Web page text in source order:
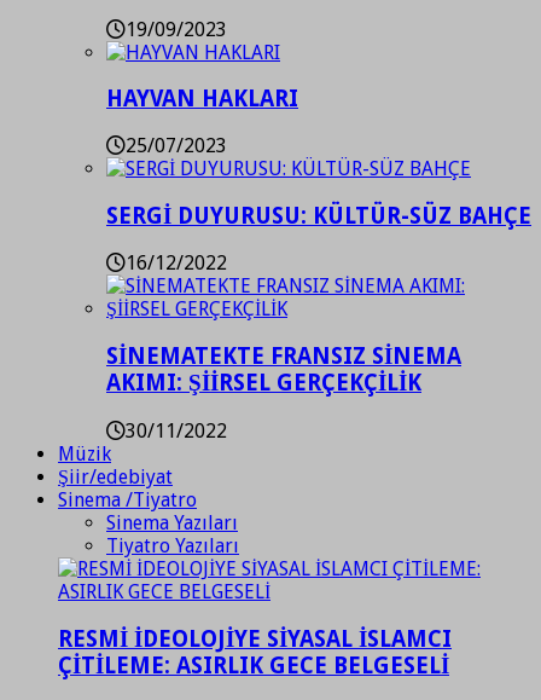
19/09/2023
HAYVAN HAKLARI
25/07/2023
SERGİ DUYURUSU: KÜLTÜR-SÜZ BAHÇE
16/12/2022
SİNEMATEKTE FRANSIZ SİNEMA
AKIMI: ŞİİRSEL GERÇEKÇİLİK
30/11/2022
Müzik
Şiir/edebiyat
Sinema /Tiyatro
Sinema Yazıları
Tiyatro Yazıları
RESMİ İDEOLOJİYE SİYASAL İSLAMCI
ÇİTİLEME: ASIRLIK GECE BELGESELİ